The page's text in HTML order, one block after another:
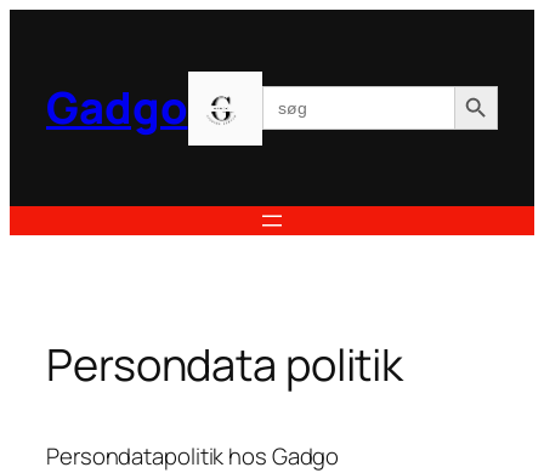
indholdGadgo Search
for:
Search Button
Persondata politik
Persondatapolitik hos Gadgo